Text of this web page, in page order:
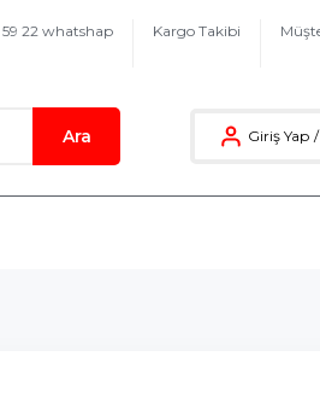
22 whatshap
Kargo Takibi
Ara Giriş Yap /